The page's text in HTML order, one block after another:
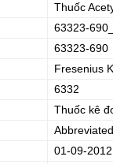
Thuốc
63323-
63323-690
Fresenius
6332
Thuốc kê
01-09-2012